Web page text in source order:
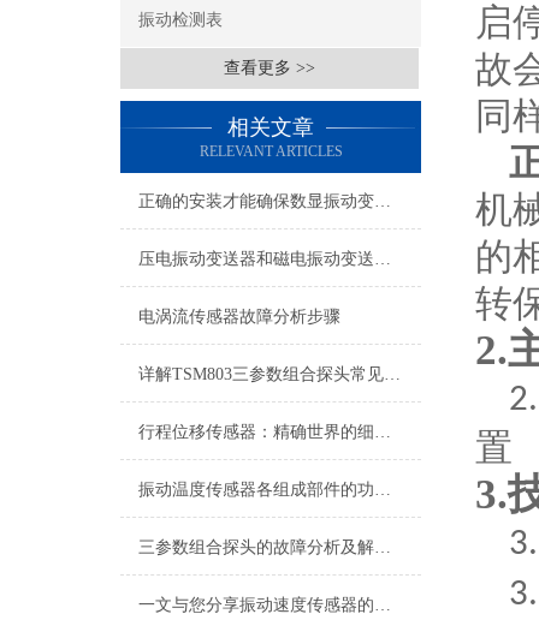
振动检测表
查看更多 >>
相关文章
RELEVANT ARTICLES
正确的安装才能确保数显振动变送器的准确性
压电振动变送器和磁电振动变送器在使用上的区别
电涡流传感器故障分析步骤
详解TSM803三参数组合探头常见故障及针对性解决策略
行程位移传感器：精确世界的细微触探者
振动温度传感器各组成部件的功能特点分享
三参数组合探头的故障分析及解决方法
一文与您分享振动速度传感器的安装步骤
启
故
同
机
的
转
2.
置
3.